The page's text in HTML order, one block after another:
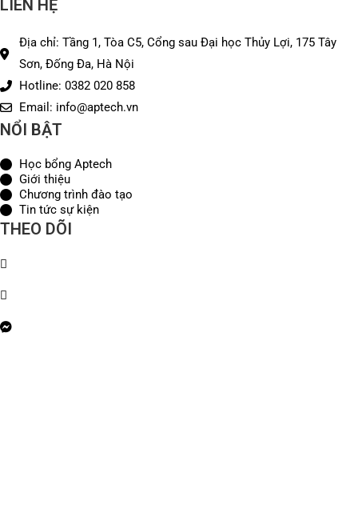
LIÊN HỆ
Địa chỉ: Tầng 1, Tòa C5, Cổng sau Đại học Thủy Lợi, 175 Tây
Sơn, Đống Đa, Hà Nội
Hotline: 0382 020 858
Email: info@aptech.vn
NỔI BẬT
Học bổng Aptech
Giới thiệu
Chương trình đào tạo
Tin tức sự kiện
THEO DÕI